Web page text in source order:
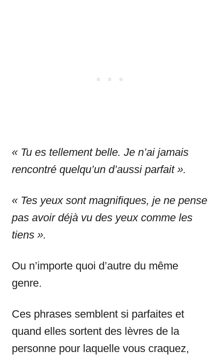
« Tu es tellement belle. Je n’ai jamais
rencontré quelqu’un d’aussi parfait ».
« Tes yeux sont magnifiques, je ne pense
pas avoir déjà vu des yeux comme les
tiens ».
Ou n’importe quoi d’autre du même
genre.
Ces phrases semblent si parfaites et
quand elles sortent des lèvres de la
personne pour laquelle vous craquez,